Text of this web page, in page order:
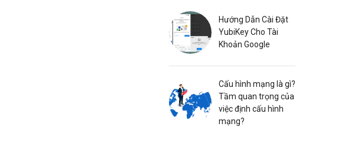
Hướng Dẫn Cài Đặt
YubiKey Cho Tài
Khoản Google
Cấu hình mạng là gì?
Tầm quan trọng của
việc định cấu hình
mạng?